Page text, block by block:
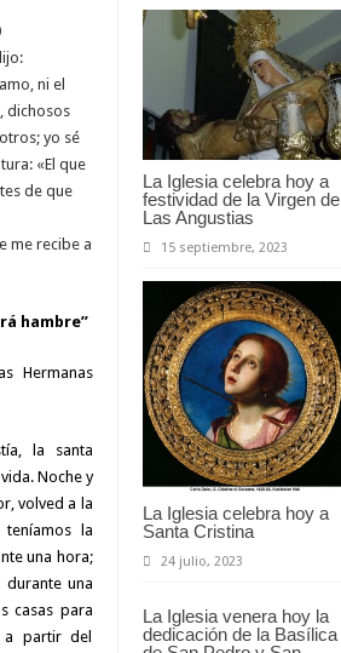
La Iglesia celebra hoy a
festividad de la Virgen de
Las Angustias
15 septiembre, 2023
La Iglesia celebra hoy a
Santa Cristina
24 julio, 2023
La Iglesia venera hoy la
dedicación de la Basílica
ni el
dichosos
yo sé
«El que
de que
me recibe a
hambre”
Hermanas
la santa
Noche y
volved a la
teníamos la
una hora;
durante una
casas para
a partir del